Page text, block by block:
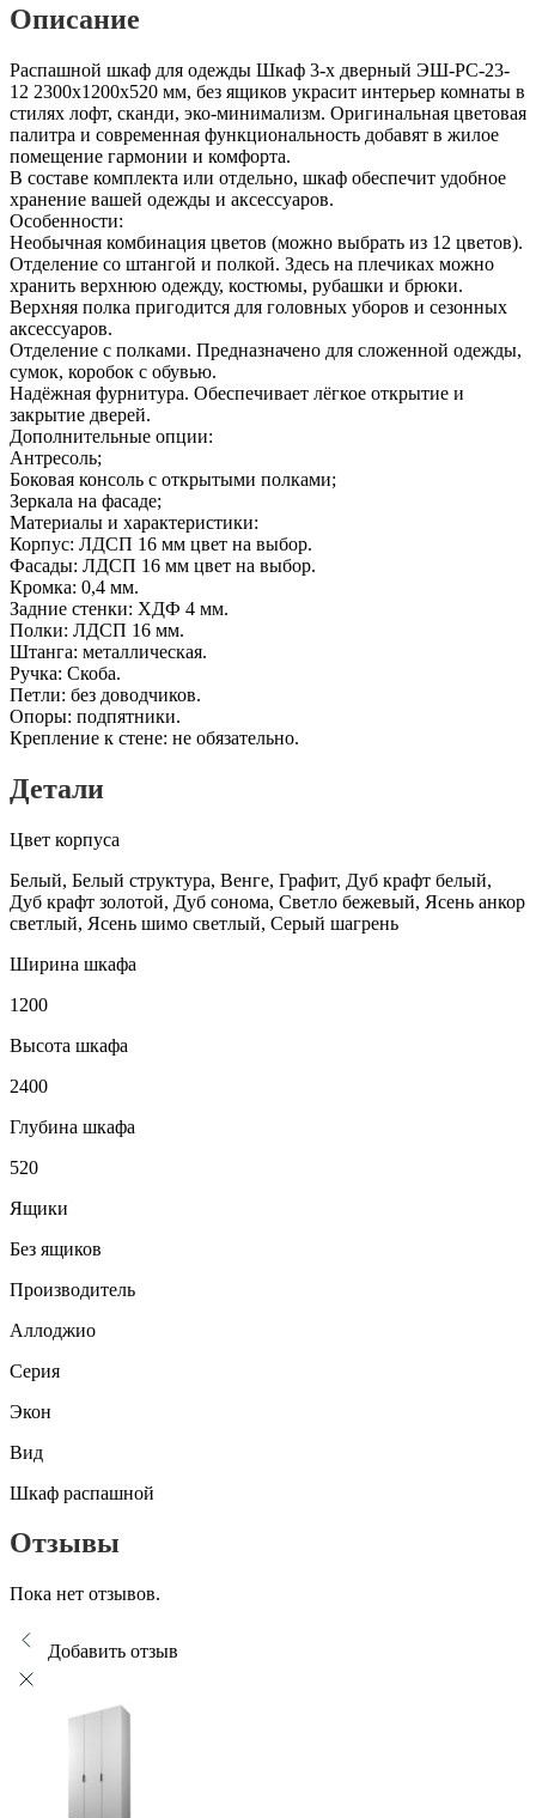
Описание
Распашной шкаф для одежды Шкаф 3-х дверный ЭШ-РС-23-
12 2300x1200x520 мм, без ящиков украсит интерьер комнаты в
стилях лофт, сканди, эко-минимализм. Оригинальная цветовая
палитра и современная функциональность добавят в жилое
помещение гармонии и комфорта.
В составе комплекта или отдельно, шкаф обеспечит удобное
хранение вашей одежды и аксессуаров.
Особенности:
Необычная комбинация цветов (можно выбрать из 12 цветов).
Отделение со штангой и полкой. Здесь на плечиках можно
хранить верхнюю одежду, костюмы, рубашки и брюки.
Верхняя полка пригодится для головных уборов и сезонных
аксессуаров.
Отделение с полками. Предназначено для сложенной одежды,
сумок, коробок с обувью.
Надёжная фурнитура. Обеспечивает лёгкое открытие и
закрытие дверей.
Дополнительные опции:
Антресоль;
Боковая консоль с открытыми полками;
Зеркала на фасаде;
Материалы и характеристики:
Корпус: ЛДСП 16 мм цвет на выбор.
Фасады: ЛДСП 16 мм цвет на выбор.
Кромка: 0,4 мм.
Задние стенки: ХДФ 4 мм.
Полки: ЛДСП 16 мм.
Штанга: металлическая.
Ручка: Скоба.
Петли: без доводчиков.
Опоры: подпятники.
Крепление к стене: не обязательно.
Детали
Цвет корпуса
Белый, Белый структура, Венге, Графит, Дуб крафт белый,
Дуб крафт золотой, Дуб сонома, Светло бежевый, Ясень анкор
светлый, Ясень шимо светлый, Серый шагрень
Ширина шкафа
1200
Высота шкафа
2400
Глубина шкафа
520
Ящики
Без ящиков
Производитель
Аллоджио
Серия
Экон
Вид
Шкаф распашной
Отзывы
Пока нет отзывов.
Добавить отзыв